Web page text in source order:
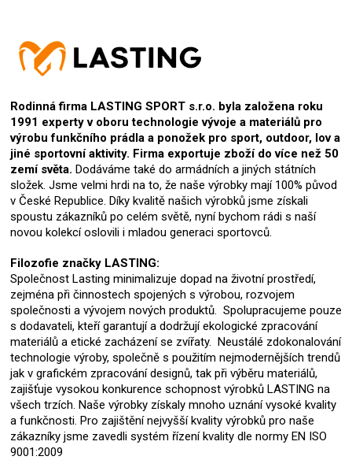
Rodinná firma LASTING SPORT s.r.o. byla založena roku
1991 experty v oboru technologie vývoje a materiálů pro
výrobu funkčního prádla a ponožek pro sport, outdoor, lov a
jiné sportovní aktivity. Firma exportuje zboží do více než 50
zemí světa. Dodáváme také do armádních a jiných státních
složek. Jsme velmi hrdi na to, že naše výrobky mají 100% původ
v České Republice. Díky kvalitě našich výrobků jsme získali
spoustu zákazníků po celém světě, nyní bychom rádi s naší
novou kolekcí oslovili i mladou generaci sportovců.
Filozofie značky LASTING:
Společnost Lasting minimalizuje dopad na životní prostředí,
zejména při činnostech spojených s výrobou, rozvojem
společnosti a vývojem nových produktů. Spolupracujeme pouze
s dodavateli, kteří garantují a dodržují ekologické zpracování
materiálů a etické zacházení se zvířaty. Neustálé zdokonalování
technologie výroby, společně s použitím nejmodernějších trendů
jak v grafickém zpracování designů, tak při výběru materiálů,
zajišťuje vysokou konkurence schopnost výrobků LASTING na
všech trzích. Naše výrobky získaly mnoho uznání vysoké kvality
a funkčnosti. Pro zajištění nejvyšší kvality výrobků pro naše
zákazníky jsme zavedli systém řízení kvality dle normy EN ISO
9001:2009